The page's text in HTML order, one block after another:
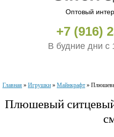
Оптовый
+7 (916)
В будние дни с
Главная » Игрушки » Майнкрафт »
Плюшевый